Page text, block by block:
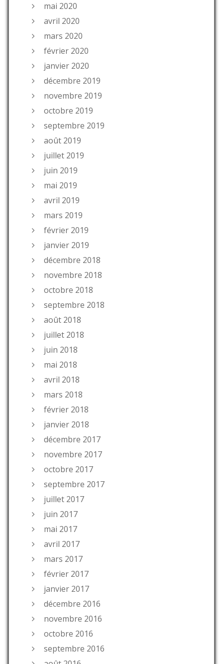
mai 2020
avril 2020
mars 2020
février 2020
janvier 2020
décembre 2019
novembre 2019
octobre 2019
septembre 2019
août 2019
juillet 2019
juin 2019
mai 2019
avril 2019
mars 2019
février 2019
janvier 2019
décembre 2018
novembre 2018
octobre 2018
septembre 2018
août 2018
juillet 2018
juin 2018
mai 2018
avril 2018
mars 2018
février 2018
janvier 2018
décembre 2017
novembre 2017
octobre 2017
septembre 2017
juillet 2017
juin 2017
mai 2017
avril 2017
mars 2017
février 2017
janvier 2017
décembre 2016
novembre 2016
octobre 2016
septembre 2016